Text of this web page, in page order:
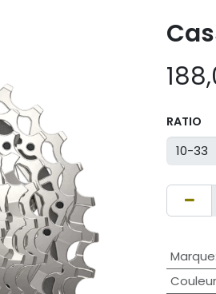
RATIO
Marque:
Couleur